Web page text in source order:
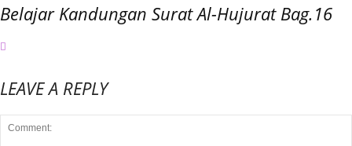
Belajar Kandungan Surat Al-Hujurat Bag.16
LEAVE A REPLY